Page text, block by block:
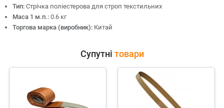
Тип: Стрічка поліестерова для строп текстильних
Маса 1 м.п.: 0.6 кг
Торгова марка (виробник): Китай
Супутні товари